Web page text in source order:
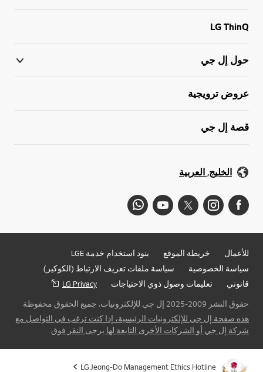
LG ThinQ
حول إل جي
عروض ترويجية
قصة إل جي
الخليج, العربية
للأعمال خريطة الموقع
بنود استخدام خدمة LGE
سياسة الخصوصية
سياسة ملفات تعريف الارتباط (الكوكيز)
قانوني
تعليمات وصول ذوي الاحتياجات
LG Privacy
حقوق النشر 2009-2025 إل جي للإلكترونيات. جميع الحقوق محفوظة
هذه صفحة إل جي للإلكترونيات الرئيسية، إذا كنت ترغب في التواصل مع
شركة إل جي أو الشركات الأخرى التابعة لها يرجى النقر فوق
LG Jeong-Do Management Ethics Hotline